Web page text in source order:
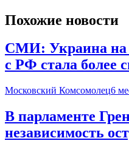
Похожие новости
СМИ: Украина на
с РФ стала более
Московский Комсомолец6
В парламенте
независимость